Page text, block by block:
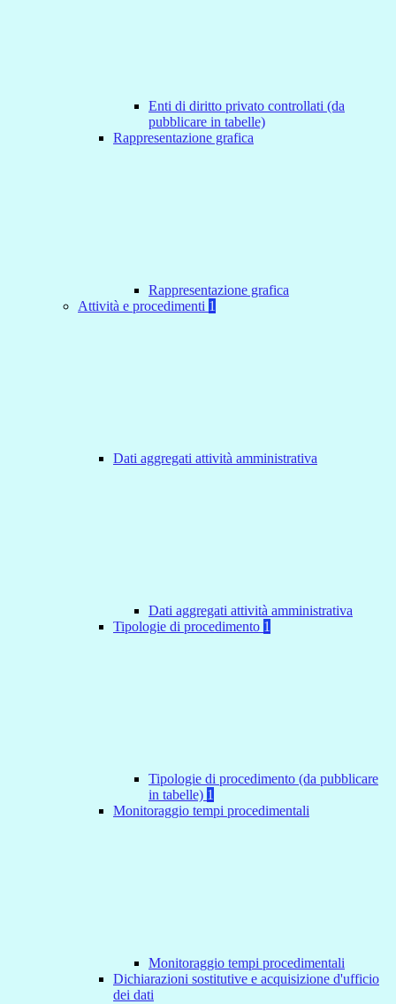
Enti di diritto privato controllati (da
pubblicare in tabelle)
Rappresentazione grafica
Rappresentazione grafica
Attività e procedimenti 1
Dati aggregati attività amministrativa
Dati aggregati attività amministrativa
Tipologie di procedimento 1
Tipologie di procedimento (da pubblicare
in tabelle) 1
Monitoraggio tempi procedimentali
Monitoraggio tempi procedimentali
Dichiarazioni sostitutive e acquisizione d'ufficio
dei dati